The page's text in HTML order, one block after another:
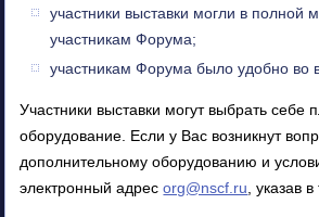
участники выставки могли в полной
участникам Форума;
участникам Форума было удобно во
Участники выставки могут выбрать
оборудование. Если у Вас возникнут
дополнительному оборудованию и
электронный адресorg@nscf.ru , указав